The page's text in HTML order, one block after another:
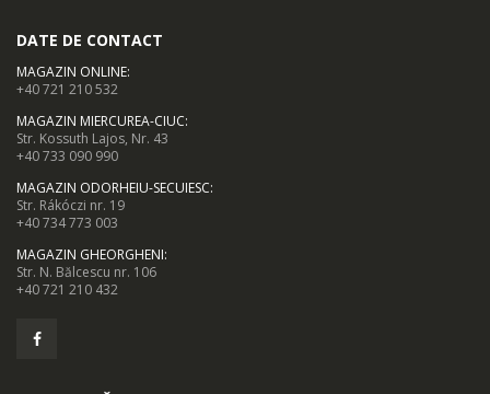
DATE DE CONTACT
MAGAZIN ONLINE:
+40 721 210 532
MAGAZIN MIERCUREA-CIUC:
Str. Kossuth Lajos, Nr. 43
+40 733 090 990
MAGAZIN ODORHEIU-SECUIESC:
Str. Rákóczi nr. 19
+40 734 773 003
MAGAZIN GHEORGHENI:
Str. N. Bălcescu nr. 106
+40 721 210 432